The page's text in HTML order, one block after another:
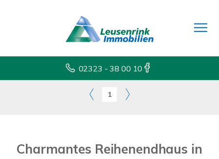
02323 - 38 00 10
1
Charmantes Reihenendhaus in